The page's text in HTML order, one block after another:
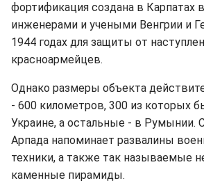
фортификация создана в Карпатах
инженерами и учеными Венгрии и
1944 годах для защиты от
красноармейцев.
Однако размеры объекта
- 600 километров, 300 из которых
Украине, а остальные - в Румынии.
Арпада напоминает развалины
техники, а также так называемые
каменные пирамиды.